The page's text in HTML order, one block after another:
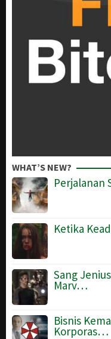
WHAT’S NEW?
Perjalanan
Ketika
Sang
Marv…
Bisnis
Korporas…